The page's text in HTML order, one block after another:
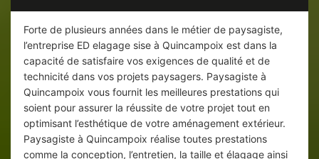
Forte de plusieurs années dans le métier de paysagiste,
l’entreprise ED elagage sise à Quincampoix est dans la
capacité de satisfaire vos exigences de qualité et de
technicité dans vos projets paysagers. Paysagiste à
Quincampoix vous fournit les meilleures prestations qui
soient pour assurer la réussite de votre projet tout en
optimisant l’esthétique de votre aménagement extérieur.
Paysagiste à Quincampoix réalise toutes prestations
comme la conception, l’entretien, la taille et élagage ainsi